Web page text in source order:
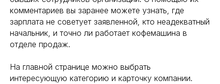
комментариев вы заранее можете узнать, где
зарплата не советует заявленной, кто неадекватный
начальник, и точно ли работает кофемашина в
отделе продаж.
На главной странице можно выбрать
интересующую категорию и карточку компании.